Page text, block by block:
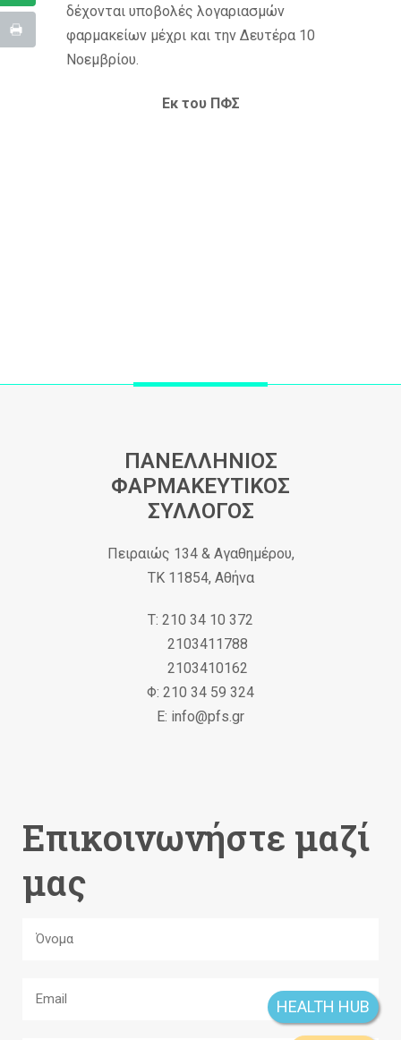
δέχονται υποβολές λογαριασμών
φαρμακείων μέχρι και την Δευτέρα 10
Νοεμβρίου.
Εκ του ΠΦΣ
ΠΑΝΕΛΛΗΝΙΟΣ
ΦΑΡΜΑΚΕΥΤΙΚΟΣ
ΣΥΛΛΟΓΟΣ
Πειραιώς 134 & Αγαθημέρου,
ΤΚ 11854, Αθήνα
Τ: 210 34 10 372
2103411788
2103410162
Φ: 210 34 59 324
Ε: info@pfs.gr
Επικοινωνήστε μαζί
μας
HEALTH HUB